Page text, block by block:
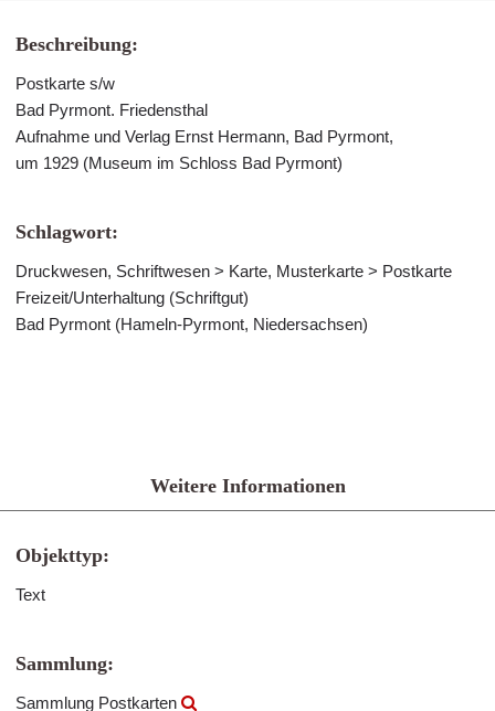
Beschreibung:
Postkarte s/w
Bad Pyrmont. Friedensthal
Aufnahme und Verlag Ernst Hermann, Bad Pyrmont,
um 1929 (Museum im Schloss Bad Pyrmont)
Schlagwort:
Druckwesen, Schriftwesen > Karte, Musterkarte > Postkarte
Freizeit/Unterhaltung (Schriftgut)
Bad Pyrmont (Hameln-Pyrmont, Niedersachsen)
Weitere Informationen
Objekttyp:
Text
Sammlung:
Sammlung Postkarten